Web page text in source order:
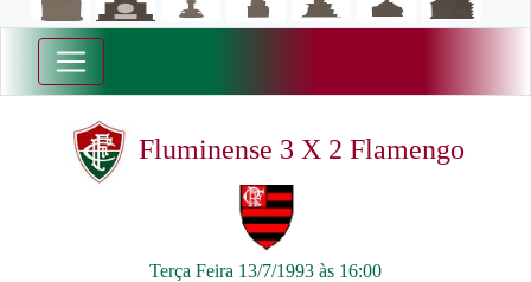
Fluminense 3 X 2 Flamengo
Terça Feira 13/7/1993 às 16:00